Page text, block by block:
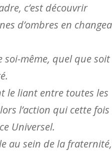
c’est découvrir
d’ombres en
soi-même, quel que
le liant entre toutes les
l’action qui cette fois
Universel.
au sein de la fraternité,